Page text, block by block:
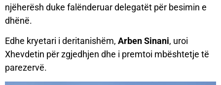
njëherësh duke falënderuar delegatët për besimin e
dhënë.
Edhe kryetari i deritanishëm, Arben Sinani, uroi
Xhevdetin për zgjedhjen dhe i premtoi mbështetje të
parezervë.